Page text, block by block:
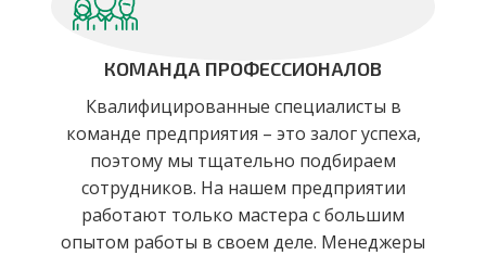
КОМАНДА ПРОФЕССИОНАЛОВ
Квалифицированные специалисты в
команде предприятия – это залог успеха,
поэтому мы тщательно подбираем
сотрудников. На нашем предприятии
работают только мастера с большим
опытом работы в своем деле. Менеджеры